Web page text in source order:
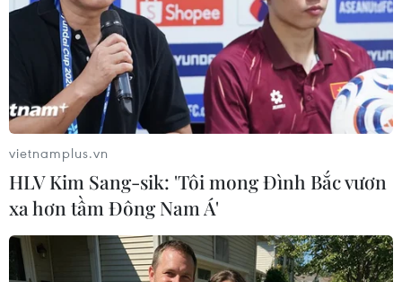
#Giết người
#Chủ tiệm tạp hóa
#Công an tỉnh Đồng Nai
Đồng Nai
Theo dõi VietnamPlus
vietnamplus.vn
HLV Kim Sang-sik: 'Tôi mong Đình Bắc vươn
xa hơn tầm Đông Nam Á'